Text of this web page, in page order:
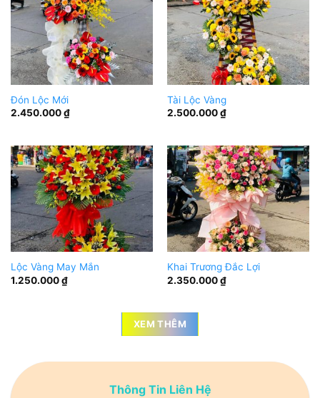
Đón Lộc Mới
2.450.000₫
Tài Lộc Vàng
2.500.000₫
Lộc Vàng May Mắn
1.250.000₫
Khai Trương Đắc Lợi
2.350.000₫
XEM THÊM
Thông Tin Liên Hệ